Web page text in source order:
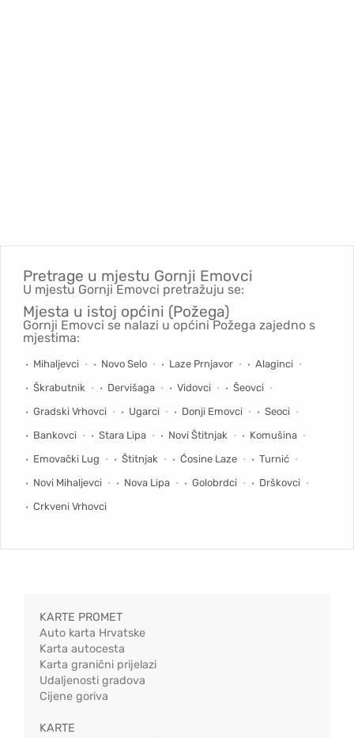
Pretrage u mjestu Gornji Emovci
U mjestu Gornji Emovci pretražuju se:
Mjesta u istoj općini (Požega)
Gornji Emovci se nalazi u općini Požega zajedno s
mjestima:
Mihaljevci Novo Selo Laze Prnjavor
Alaginci
Škrabutnik
Dervišaga Vidovci
Šeovci
Gradski Vrhovci
Ugarci Donji Emovci
Seoci
Bankovci
Stara Lipa Novi Štitnjak
Komušina
Emovački Lug
Štitnjak Ćosine Laze
Turnić
Novi Mihaljevci
Nova Lipa Golobrdci
Drškovci
Crkveni Vrhovci
KARTE PROMET
Auto karta Hrvatske
Karta autocesta
Karta granični prijelazi
Udaljenosti gradova
Cijene goriva
KARTE